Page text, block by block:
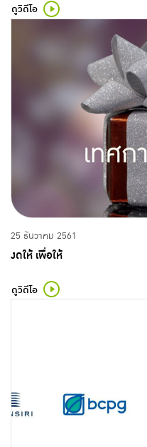
ดูวิดีโอ
25 ธันวาคม 2561
งดให้ เพื่อให้
ดูวิดีโอ